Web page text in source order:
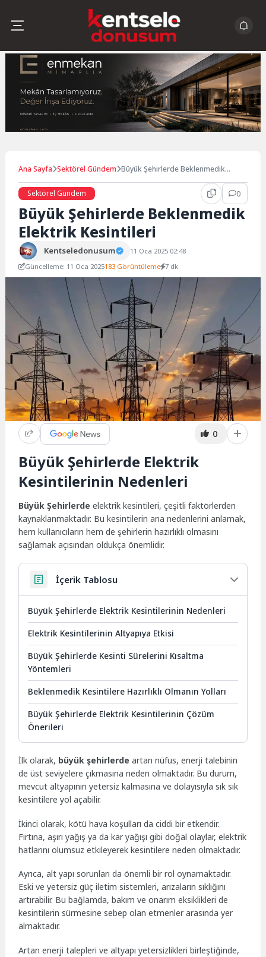
content
Ana Sayfa Sektörel Gündem Büyük Şehirlerde Beklenmedik
Sektörel Gündem
0
Büyük Şehirlerde Beklenmedik
Elektrik Kesintileri
Kentseledonusum
11 Oca 2025 02:48
Güncelleme: 11 Oca 2025183 Görüntüleme 7 dk.
0
Büyük Şehirlerde Elektrik
Kesintilerinin Nedenleri
Büyük Şehirlerde elektrik kesintileri, çeşitli faktörlerden
kaynaklanmaktadır. Bu kesintilerin ana nedenlerini anlamak,
hem kullanıcıların hem de şehirlerin hazırlıklı olmasını
sağlamak açısından oldukça önemlidir.
İçerik Tablosu
Büyük Şehirlerde Elektrik Kesintilerinin Nedenleri
Elektrik Kesintilerinin Altyapıya Etkisi
Büyük Şehirlerde Kesinti Sürelerini Kısaltma
Yöntemleri
Beklenmedik Kesintilere Hazırlıklı Olmanın Yolları
Büyük Şehirlerde Elektrik Kesintilerinin Çözüm
Önerileri
İlk olarak, büyük şehirlerde artan nüfus, enerji talebinin
de üst seviyelere çıkmasına neden olmaktadır. Bu durum,
mevcut altyapının yetersiz kalmasına ve dolayısıyla sık sık
kesintilere yol açabilir.
İkinci olarak, kötü hava koşulları da ciddi bir etkendir.
Fırtına, aşırı yağış ya da kar yağışı gibi doğal olaylar, elektrik
hatlarını olumsuz etkileyerek kesintilere neden olmaktadır.
Ayrıca, alt yapı sorunları da önemli bir rol oynamaktadır.
Eski ve yetersiz güç iletim sistemleri, arızaların sıklığını
artırabilir. Bu bağlamda, bakım ve onarım eksiklikleri de
kesintilerin sürmesine sebep olan etmenler arasında yer
almaktadır.
Artan enerji talepleri ve altyapı yetersizlikleri birleştiğinde,